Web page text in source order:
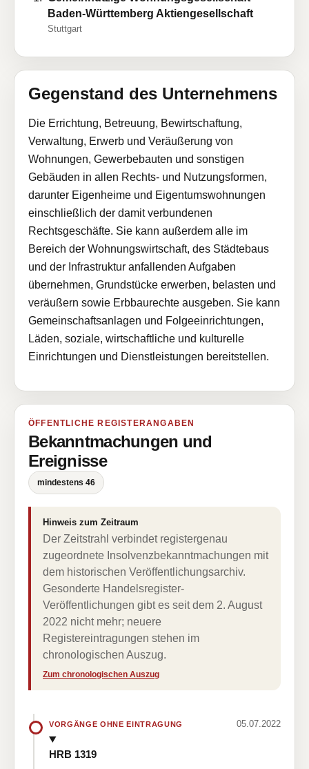
Baden-Württemberg Aktiengesellschaft
Stuttgart
Gegenstand des Unternehmens
Die Errichtung, Betreuung, Bewirtschaftung,
Verwaltung, Erwerb und Veräußerung von
Wohnungen, Gewerbebauten und sonstigen
Gebäuden in allen Rechts- und Nutzungsformen,
darunter Eigenheime und Eigentumswohnungen
einschließlich der damit verbundenen
Rechtsgeschäfte. Sie kann außerdem alle im
Bereich der Wohnungswirtschaft, des Städtebaus
und der Infrastruktur anfallenden Aufgaben
übernehmen, Grundstücke erwerben, belasten und
veräußern sowie Erbbaurechte ausgeben. Sie kann
Gemeinschaftsanlagen und Folgeeinrichtungen,
Läden, soziale, wirtschaftliche und kulturelle
Einrichtungen und Dienstleistungen bereitstellen.
ÖFFENTLICHE REGISTERANGABEN
Bekanntmachungen und
Ereignisse
mindestens 46
Hinweis zum Zeitraum
Der Zeitstrahl verbindet registergenau
zugeordnete Insolvenzbekanntmachungen mit
dem historischen Veröffentlichungsarchiv.
Gesonderte Handelsregister-
Veröffentlichungen gibt es seit dem 2. August
2022 nicht mehr; neuere
Registereintragungen stehen im
chronologischen Auszug.
Zum chronologischen Auszug
VORGÄNGE OHNE EINTRAGUNG 05.07.2022
HRB 1319